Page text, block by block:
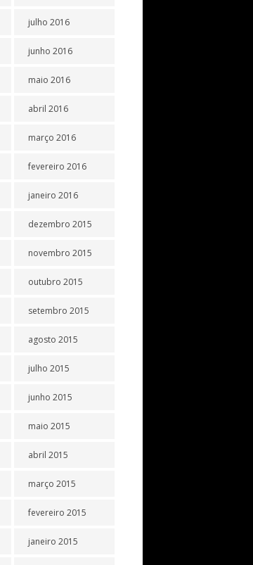
julho 2016
junho 2016
maio 2016
abril 2016
março 2016
fevereiro 2016
janeiro 2016
dezembro 2015
novembro 2015
outubro 2015
setembro 2015
agosto 2015
julho 2015
junho 2015
maio 2015
abril 2015
março 2015
fevereiro 2015
janeiro 2015